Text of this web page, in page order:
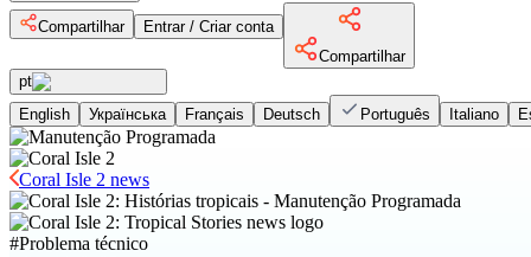
Compartilhar
Entrar / Criar conta
Compartilhar
pt
English
Українська Français Deutsch Português Italiano
Coral Isle 2 news
#Problema técnico